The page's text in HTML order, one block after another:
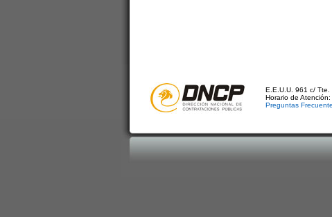
E.E.U.U. 961 c/ Tte.
Horario de
Preguntas